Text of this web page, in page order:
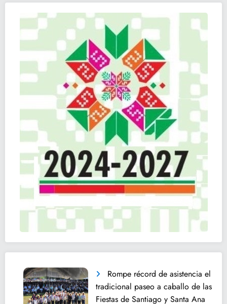
Rompe récord de asistencia el
tradicional paseo a caballo de las
Fiestas de Santiago y Santa Ana